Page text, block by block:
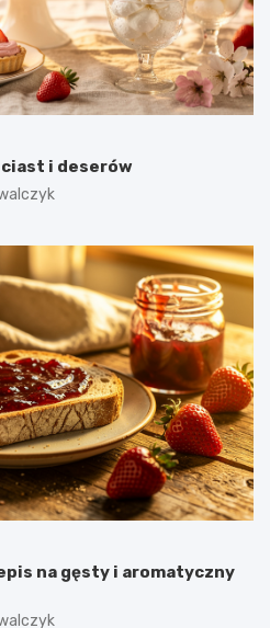
i deserów
na gęsty i aromatyczny